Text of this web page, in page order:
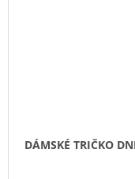
DÁMSKÉ TRIČKO